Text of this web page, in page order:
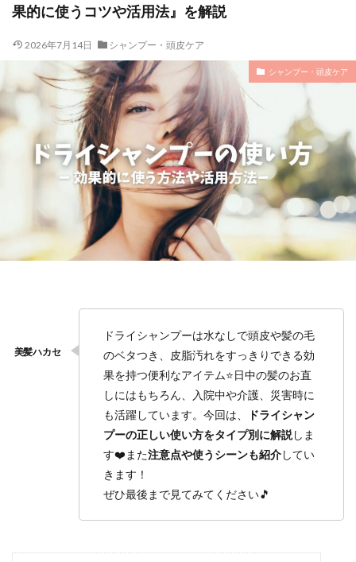
果的に使うコツや活用法』を解説
2026年7月14日 シャンプー・頭皮ケア
シャンプー・頭皮ケア
ドライシャンプーは水なしで頭皮や髪の毛
のベタつき、皮脂汚れをすっきりできる効
果を持つ便利なアイテム⭐️日中の髪のお直
しにはもちろん、入院中や介護、災害時に
も活躍しています。今回は、
ドライシャン
プーの正しい使い方をタイプ別に解説しま
す❤️また注意点や使うシーンも紹介してい
きます！
ぜひ最後まで見てみてください🎵